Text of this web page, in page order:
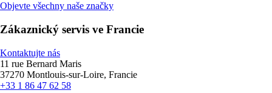
Objevte všechny naše značky
Zákaznický servis ve Francie
Kontaktujte nás
11 rue Bernard Maris
37270 Montlouis-sur-Loire, Francie
+33 1 86 47 62 58